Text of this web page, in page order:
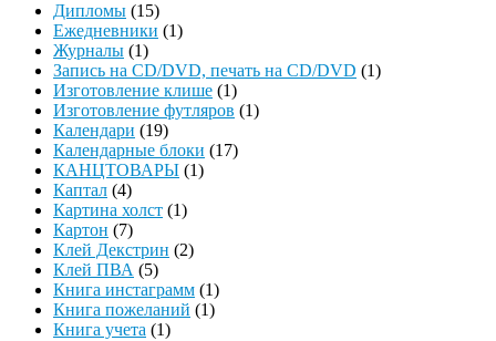
Дипломы (15)
Ежедневники (1)
Журналы (1)
Запись на CD/DVD, печать на CD/DVD (1)
Изготовление клише (1)
Изготовление футляров (1)
Календари (19)
Календарные блоки (17)
КАНЦТОВАРЫ (1)
Каптал (4)
Картина холст (1)
Картон (7)
Клей Декстрин (2)
Клей ПВА (5)
Книга инстаграмм (1)
Книга пожеланий (1)
Книга учета (1)